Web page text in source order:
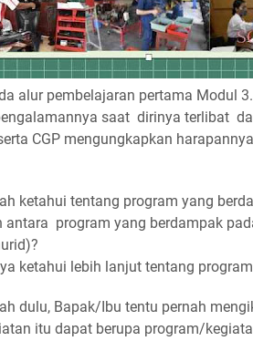
alur pembelajaran pertama Modul
saat dirinya terlibat
CGP mengungkapkan
ketahui tentang program yang
antara program yang berdampak
ketahui lebih lanjut tentang
dulu, Bapak/Ibu tentu pernah
itu dapat berupa program/